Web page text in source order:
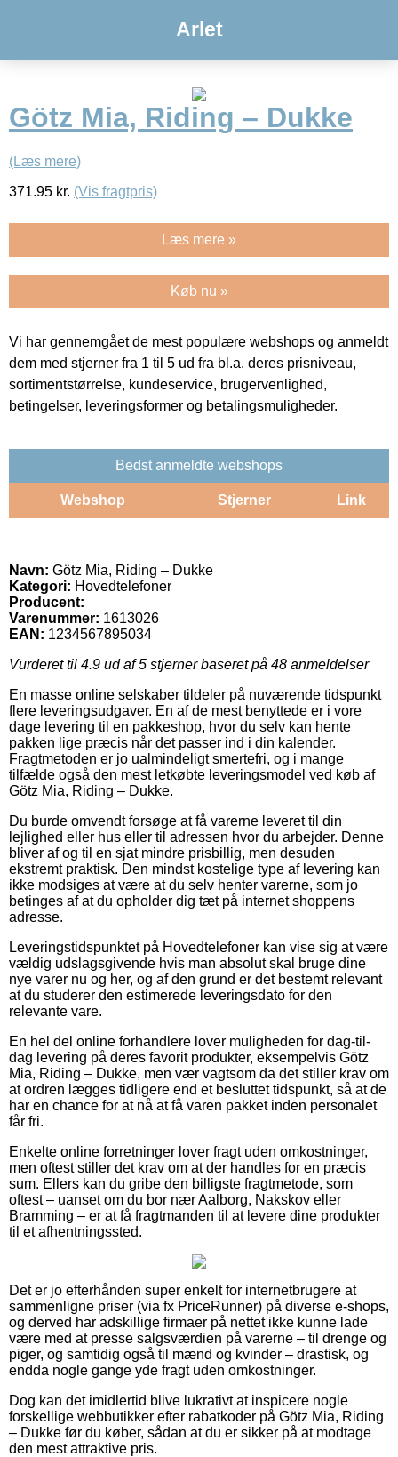
Arlet
Götz Mia, Riding – Dukke
(Læs mere)
371.95 kr. (Vis fragtpris)
Læs mere »
Køb nu »
Vi har gennemgået de mest populære webshops og anmeldt
dem med stjerner fra 1 til 5 ud fra bl.a. deres prisniveau,
sortimentstørrelse, kundeservice, brugervenlighed,
betingelser, leveringsformer og betalingsmuligheder.
Bedst anmeldte webshops
Webshop Stjerner Link
Navn: Götz Mia, Riding – Dukke
Kategori: Hovedtelefoner
Producent:
Varenummer: 1613026
EAN: 1234567895034
Vurderet til 4.9 ud af 5 stjerner baseret på 48 anmeldelser
En masse online selskaber tildeler på nuværende tidspunkt
flere leveringsudgaver. En af de mest benyttede er i vore
dage levering til en pakkeshop, hvor du selv kan hente
pakken lige præcis når det passer ind i din kalender.
Fragtmetoden er jo ualmindeligt smertefri, og i mange
tilfælde også den mest letkøbte leveringsmodel ved køb af
Götz Mia, Riding – Dukke.
Du burde omvendt forsøge at få varerne leveret til din
lejlighed eller hus eller til adressen hvor du arbejder. Denne
bliver af og til en sjat mindre prisbillig, men desuden
ekstremt praktisk. Den mindst kostelige type af levering kan
ikke modsiges at være at du selv henter varerne, som jo
betinges af at du opholder dig tæt på internet shoppens
adresse.
Leveringstidspunktet på Hovedtelefoner kan vise sig at være
vældig udslagsgivende hvis man absolut skal bruge dine
nye varer nu og her, og af den grund er det bestemt relevant
at du studerer den estimerede leveringsdato for den
relevante vare.
En hel del online forhandlere lover muligheden for dag-til-
dag levering på deres favorit produkter, eksempelvis Götz
Mia, Riding – Dukke, men vær vagtsom da det stiller krav om
at ordren lægges tidligere end et besluttet tidspunkt, så at de
har en chance for at nå at få varen pakket inden personalet
får fri.
Enkelte online forretninger lover fragt uden omkostninger,
men oftest stiller det krav om at der handles for en præcis
sum. Ellers kan du gribe den billigste fragtmetode, som
oftest – uanset om du bor nær Aalborg, Nakskov eller
Bramming – er at få fragtmanden til at levere dine produkter
til et afhentningssted.
Det er jo efterhånden super enkelt for internetbrugere at
sammenligne priser (via fx PriceRunner) på diverse e-shops,
og derved har adskillige firmaer på nettet ikke kunne lade
være med at presse salgsværdien på varerne – til drenge og
piger, og samtidig også til mænd og kvinder – drastisk, og
endda nogle gange yde fragt uden omkostninger.
Dog kan det imidlertid blive lukrativt at inspicere nogle
forskellige webbutikker efter rabatkoder på Götz Mia, Riding
– Dukke før du køber, sådan at du er sikker på at modtage
den mest attraktive pris.